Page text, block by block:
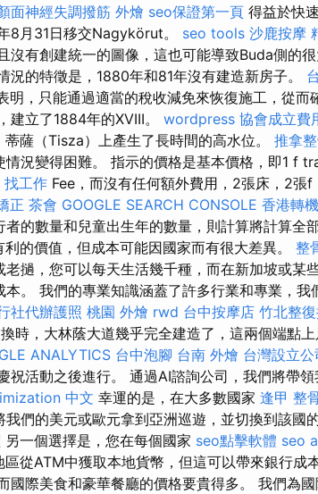
面神經失調撥筋 外燴 seo保證第一頁 得益於快
8月31日移交Nagykörut。 seo tools 沙鹿按摩
沒有創建統一的圖像，這也可能導致Buda側的
的特徵是，1880年和81年沒有建造新房子。
明，只能通過適當的稅收減免來恢復施工，從而
建立了1884年的XVIII。 wordpress 協會成立費
薩（Tisza）上產生了長時間的高水位。 推拿
況變得困難。 指示的價格是基本價格，即1 f
找工作 Fee，而沒有任何額外費用，2張床，2張f
正 茶會 GOOGLE SEARCH CONSOLE 香港轉
的數量和兒童出生年的數量，則計算將計算全
的價值，但成本可能因國家而有很大差異。 整
撾，您可以每天生活幾千種，而在新加坡或某
。 我們的專業知識涵蓋了許多行業和專業，我
社代辦護照 桃園 外燴 rwd 台中按摩店 竹北整
時，大林蔭大道幾乎完全建造了，這兩個端點
ANALYTICS 台中泡腳 台南 外燴 台灣設立公
祝活動之後進行。 通過AI諮詢公司，我們將帶
中文 幸運的是，在大多數國家 逢甲 整
們的美元或歐元拿到亞洲巡遊，並切換到該國
另一個選擇是，您在每個國家 seo點擊軟體 seo
區從ATM中獲取本地貨幣，但這可以帶來銀行成
國際美食和豪華餐廳的價格要貴得多。 我們為